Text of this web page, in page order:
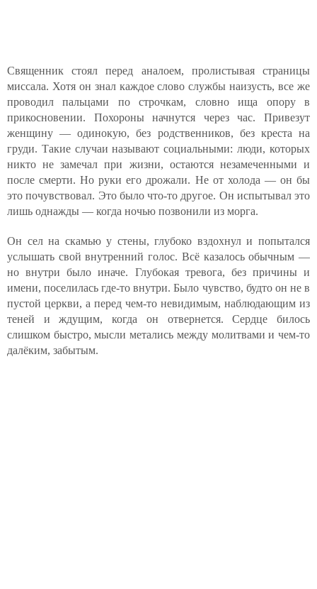
Священник стоял перед аналоем, пролистывая страницы
миссала. Хотя он знал каждое слово службы наизусть, все же
проводил пальцами по строчкам, словно ища опору в
прикосновении. Похороны начнутся через час. Привезут
женщину — одинокую, без родственников, без креста на
груди. Такие случаи называют социальными: люди, которых
никто не замечал при жизни, остаются незамеченными и
после смерти. Но руки его дрожали. Не от холода — он бы
это почувствовал. Это было что-то другое. Он испытывал это
лишь однажды — когда ночью позвонили из морга.
Он сел на скамью у стены, глубоко вздохнул и попытался
услышать свой внутренний голос. Всё казалось обычным —
но внутри было иначе. Глубокая тревога, без причины и
имени, поселилась где-то внутри. Было чувство, будто он не в
пустой церкви, а перед чем-то невидимым, наблюдающим из
теней и ждущим, когда он отвернется. Сердце билось
слишком быстро, мысли метались между молитвами и чем-то
далёким, забытым.